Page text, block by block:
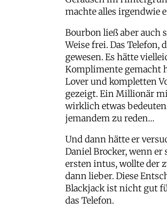
machte alles irgendwie
Bourbon ließ aber auch
Weise frei. Das
gewesen. Es hätte
Komplimente gemacht
Lover und kompletten
gezeigt. Ein Millionär
wirklich etwas
jemandem zu reden…
Und dann hätte er
Daniel Brocker, wenn
ersten intus, wollte der
dann lieber. Diese
Blackjack ist nicht gut
das Telefon.